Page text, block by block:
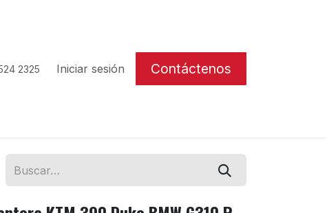
2325 Iniciar sesión Contáctenos